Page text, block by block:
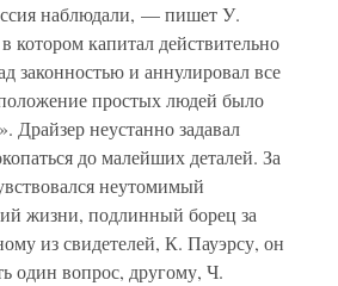
наблюдали, — пишет У.
капитал действительно
законностью и аннулировал все
простых людей было
Драйзер неустанно задавал
до малейших деталей. За
неутомимый
жизни, подлинный борец за
из свидетелей, К. Пауэрсу, он
один вопрос, другому, Ч.